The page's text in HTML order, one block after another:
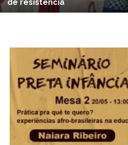
de resistência